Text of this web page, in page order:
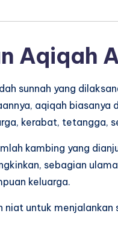
Aqiqah
sunnah yang
aqiqah
kerabat, tetangga,
kambing yang
sebagian
keluarga.
niat untuk